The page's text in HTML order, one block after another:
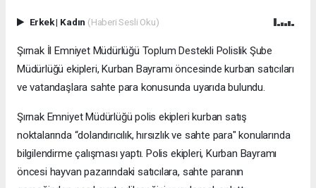
Erkek| Kadın (Haberi Sesli Oku)
Şırnak İl Emniyet Müdürlüğü Toplum Destekli Polislik Şube
Müdürlüğü ekipleri, Kurban Bayramı öncesinde kurban satıcıları
ve vatandaşlara sahte para konusunda uyarıda bulundu.
Şırnak Emniyet Müdürlüğü polis ekipleri kurban satış
noktalarında “dolandırıcılık, hırsızlık ve sahte para" konularında
bilgilendirme çalışması yaptı. Polis ekipleri, Kurban Bayramı
öncesi hayvan pazarındaki satıcılara, sahte paranın